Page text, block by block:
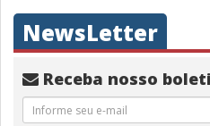
NewsLetter
Receba nosso